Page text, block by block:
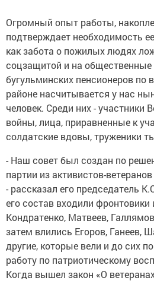
Огромный опыт работы,
подтверждает необходимость
как забота о пожилых людях
соцзащитой и на общественные
бугульминских пенсионеров по
районе насчитывается у нас
человек. Среди них - участники
войны, лица, приравненные к
солдатские вдовы, труженики
- Наш совет был создан по
партии из активистов-
- рассказал его председатель
его состав входили
Кондратенко, Матвеев,
затем влились Егоров, Ганеев,
другие, которые вели и до сих
работу по патриотическому
Когда вышел закон «О